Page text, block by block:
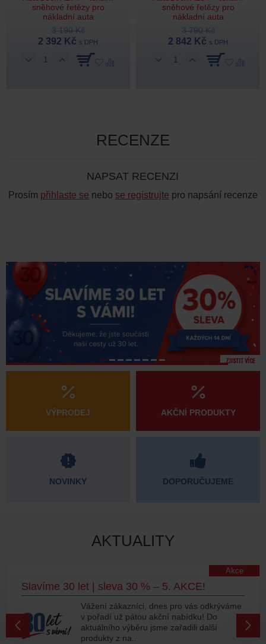
sněhové řetězy pro
nákladní auta
3 190 Kč
2 392 Kč s DPH
sněhové řetězy pro
nákladní auta
3 790 Kč
2 842 Kč s DPH
RECENZE
NAPSAT RECENZI
Prosím přihlaste se nebo se registrujte pro napsání recenze
ZJISTIT VÍCE
VÝPRODEJ
NOVINKY
AKČNÍ PRODUKTY
DOPORUČUJEME
AKTUALITY
Slavíme 30 let | sleva 30 % – 5. AKCE!
Akce
Vážení zákazníci, dnes pro vás odkrýváme
v pořadí už pátou akční nabídku! Do
aktuálního výběru jsme zařadili další
produkty z na..